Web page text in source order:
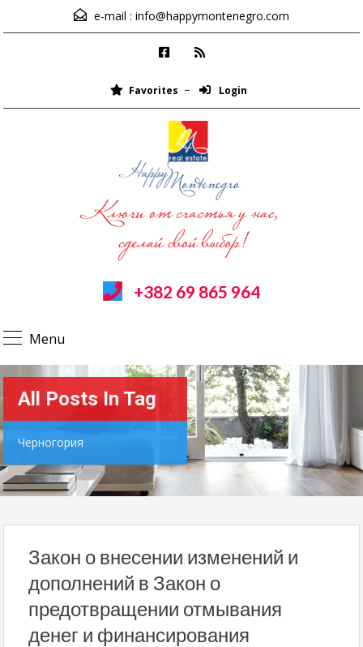
e-mail : info@happymontenegro.com
Favorites Login
+382 69 865 964
Menu
All Posts In Tag
Черногория
Закон о внесении изменений и
дополнений в Закон о
предотвращении отмывания
денег и финансирования